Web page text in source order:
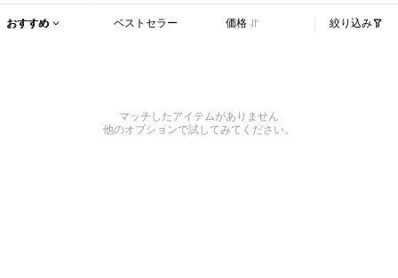
おすすめ ベストセラー 価格 絞り込み
マッチしたアイテムがありません
他のオプションで試してみてください。